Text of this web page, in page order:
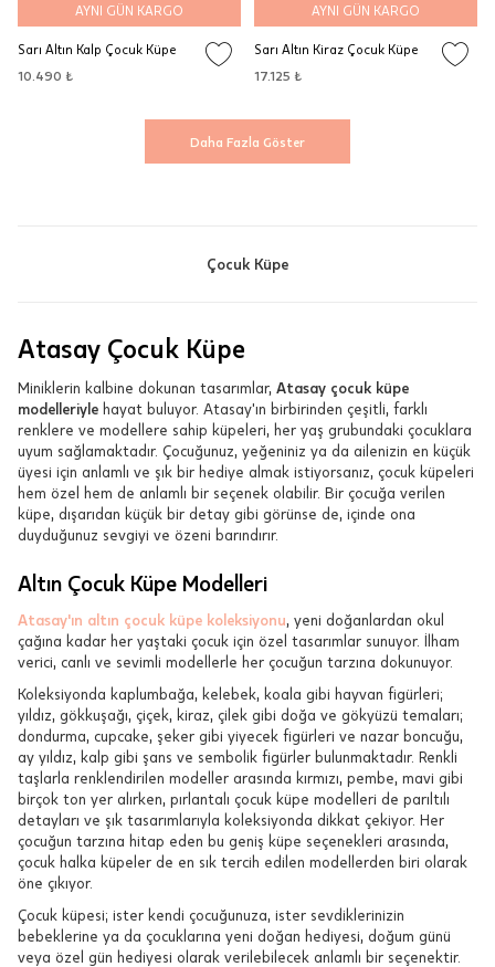
AYNI GÜN KARGO
Sarı Altın Kalp Çocuk Küpe
10.490 ₺
AYNI GÜN KARGO
Sarı Altın Kiraz Çocuk Küpe
17.125 ₺
Daha Fazla Göster
Çocuk Küpe
Atasay Çocuk Küpe
Miniklerin kalbine dokunan tasarımlar, Atasay çocuk küpe
modelleriyle hayat buluyor. Atasay'ın birbirinden çeşitli, farklı
renklere ve modellere sahip küpeleri, her yaş grubundaki çocuklara
uyum sağlamaktadır. Çocuğunuz, yeğeniniz ya da ailenizin en küçük
üyesi için anlamlı ve şık bir hediye almak istiyorsanız, çocuk küpeleri
hem özel hem de anlamlı bir seçenek olabilir. Bir çocuğa verilen
küpe, dışarıdan küçük bir detay gibi görünse de, içinde ona
duyduğunuz sevgiyi ve özeni barındırır.
Altın Çocuk Küpe Modelleri
Atasay'ın altın çocuk küpe koleksiyonu, yeni doğanlardan okul
çağına kadar her yaştaki çocuk için özel tasarımlar sunuyor. İlham
verici, canlı ve sevimli modellerle her çocuğun tarzına dokunuyor.
Koleksiyonda kaplumbağa, kelebek, koala gibi hayvan figürleri;
yıldız, gökkuşağı, çiçek, kiraz, çilek gibi doğa ve gökyüzü temaları;
dondurma, cupcake, şeker gibi yiyecek figürleri ve nazar boncuğu,
ay yıldız, kalp gibi şans ve sembolik figürler bulunmaktadır. Renkli
taşlarla renklendirilen modeller arasında kırmızı, pembe, mavi gibi
birçok ton yer alırken, pırlantalı çocuk küpe modelleri de parıltılı
detayları ve şık tasarımlarıyla koleksiyonda dikkat çekiyor. Her
çocuğun tarzına hitap eden bu geniş küpe seçenekleri arasında,
çocuk halka küpeler de en sık tercih edilen modellerden biri olarak
öne çıkıyor.
Çocuk küpesi; ister kendi çocuğunuza, ister sevdiklerinizin
bebeklerine ya da çocuklarına yeni doğan hediyesi, doğum günü
veya özel gün hediyesi olarak verilebilecek anlamlı bir seçenektir.